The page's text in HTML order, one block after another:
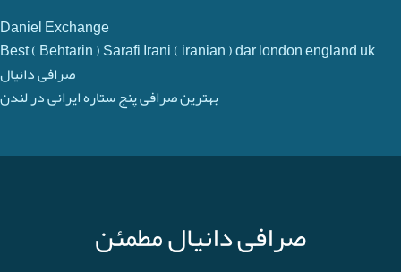
Daniel Exchange
Best ( Behtarin ) Sarafi Irani ( iranian ) dar london england uk
صرافی دانیال
صرافی دانیال مطمئن